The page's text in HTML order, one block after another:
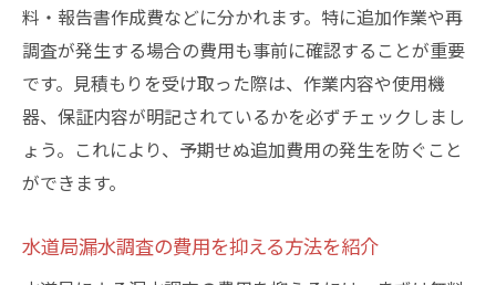
料・報告書作成費などに分かれます。特に追加作業や再
調査が発生する場合の費用も事前に確認することが重要
です。見積もりを受け取った際は、作業内容や使用機
器、保証内容が明記されているかを必ずチェックしまし
ょう。これにより、予期せぬ追加費用の発生を防ぐこと
ができます。
水道局漏水調査の費用を抑える方法を紹介